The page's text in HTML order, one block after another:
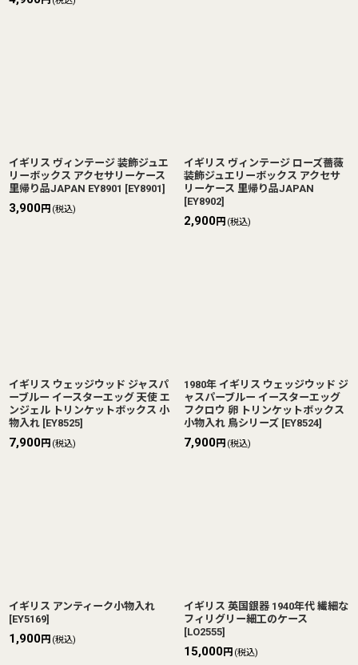
イギリス ヴィンテージ 装飾ジュエ
リーボックス アクセサリーケース
里帰り品JAPAN EY8901 [EY8901]
3,900円 (税込)
イギリス ヴィンテージ ローズ薔薇
装飾ジュエリーボックス アクセサ
リーケース 里帰り品JAPAN
[EY8902]
2,900円 (税込)
イギリス ウェッジウッド ジャスパ
ーブルー イースターエッグ 天使 エ
ンジェル トリンケットボックス 小
物入れ [EY8525]
7,900円 (税込)
1980年 イギリス ウェッジウッド ジ
ャスパーブルー イースターエッグ
フクロウ 卵 トリンケットボックス
小物入れ 鳥シリーズ [EY8524]
7,900円 (税込)
イギリス アンティーク小物入れ
[EY5169]
1,900円 (税込)
イギリス 英国銀器 1940年代 繊細な
フィリグリー細工のケース
[LO2555]
15,000円 (税込)